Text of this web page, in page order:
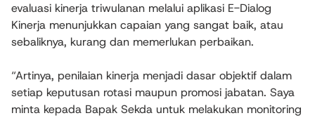
evaluasi kinerja triwulanan melalui aplikasi E-Dialog
Kinerja menunjukkan capaian yang sangat baik, atau
sebaliknya, kurang dan memerlukan perbaikan.
“Artinya, penilaian kinerja menjadi dasar objektif dalam
setiap keputusan rotasi maupun promosi jabatan. Saya
minta kepada Bapak Sekda untuk melakukan monitoring